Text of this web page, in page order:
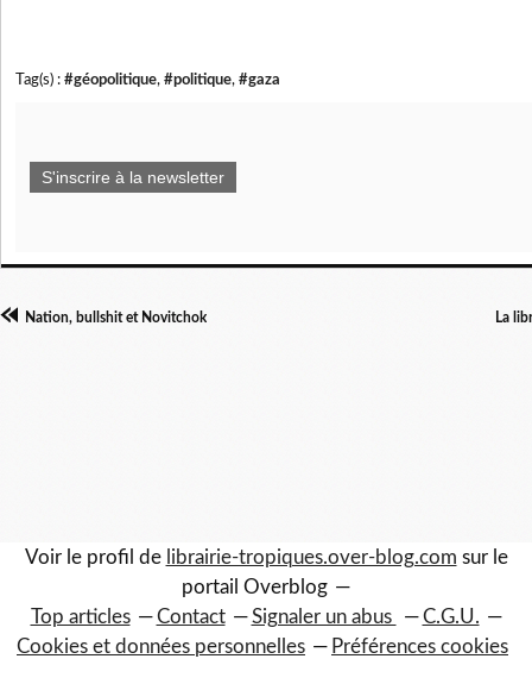
Tag(s) : #géopolitique, #politique, #gaza
S'inscrire à la newsletter
Nation, bullshit et Novitchok La
Voir le profil de librairie-tropiques.over-blog.com sur le
portail Overblog
Top articles
Contact Signaler un abus
C.G.U.
Cookies et données personnelles
Préférences cookies